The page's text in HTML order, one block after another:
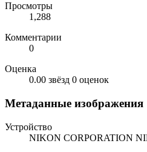
Просмотры
1,288
Комментарии
0
Оценка
0.00 звёзд 0 оценок
Метаданные изображения
Устройство
NIKON CORPORATION